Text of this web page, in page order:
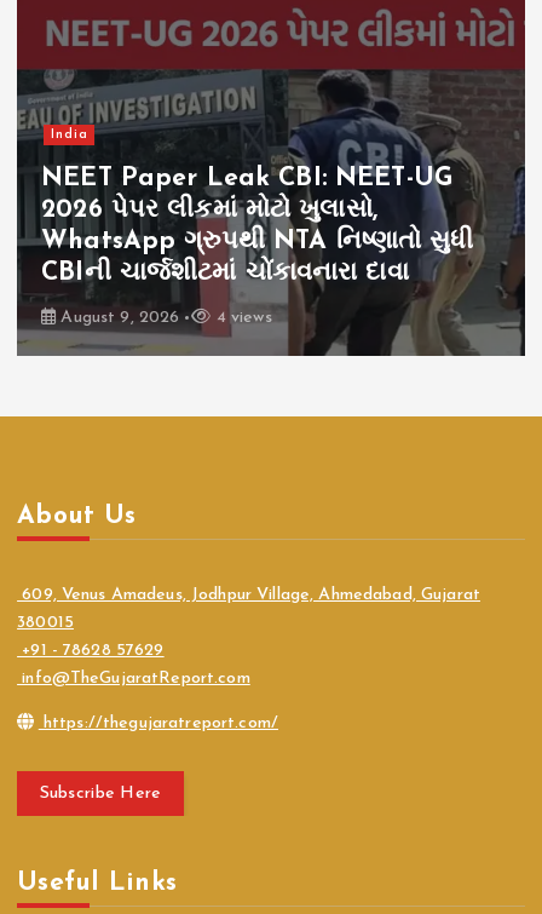
India
Delhi HC on Jantar Mantar: દિલ્હી
હાઈકોર્ટની મોટી ટિપ્પણી, જંતર-મંતર બંધ
કરી દેવું જોઈએ
August 8, 2026 5 views
About Us
609, Venus Amadeus, Jodhpur Village, Ahmedabad, Gujarat
380015
+91 - 78628 57629
info@TheGujaratReport.com
https://thegujaratreport.com/
Subscribe Here
Useful Links